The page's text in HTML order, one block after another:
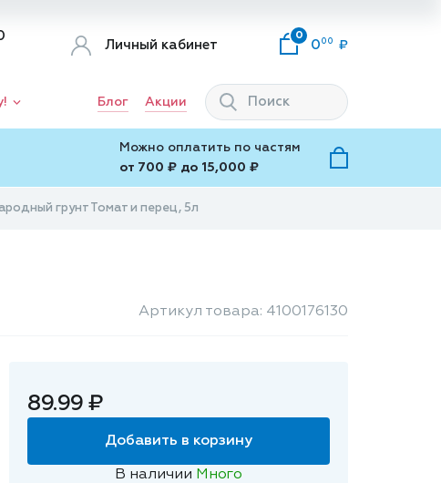
Личный кабинет
0
0 00
Блог Акции
Можно оплатить по частям
от 700 ₽ до 15,000 ₽
грунт Томат и перец, 5л
Артикул товара: 4100176130
89.99 ₽
Добавить в корзину
В наличии Много